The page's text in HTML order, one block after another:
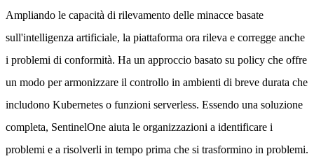
Ampliando le capacità di rilevamento delle minacce basate
sull'intelligenza artificiale, la piattaforma ora rileva e corregge anche
i problemi di conformità. Ha un approccio basato su policy che offre
un modo per armonizzare il controllo in ambienti di breve durata che
includono Kubernetes o funzioni serverless. Essendo una soluzione
completa, SentinelOne aiuta le organizzazioni a identificare i
problemi e a risolverli in tempo prima che si trasformino in problemi.